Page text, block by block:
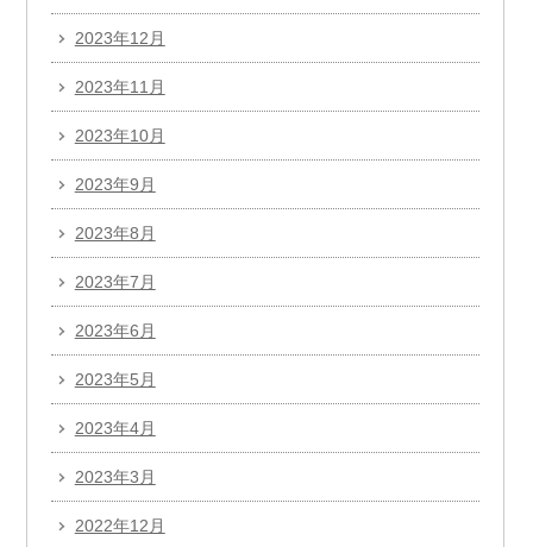
2023年12月
2023年11月
2023年10月
2023年9月
2023年8月
2023年7月
2023年6月
2023年5月
2023年4月
2023年3月
2022年12月